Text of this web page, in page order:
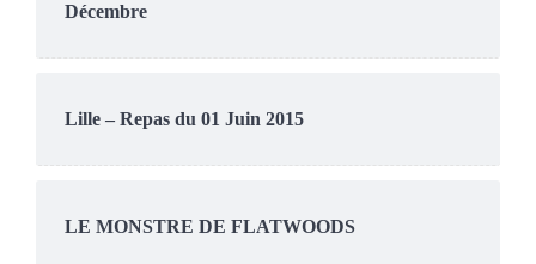
Décembre
Lille – Repas du 01 Juin 2015
LE MONSTRE DE FLATWOODS